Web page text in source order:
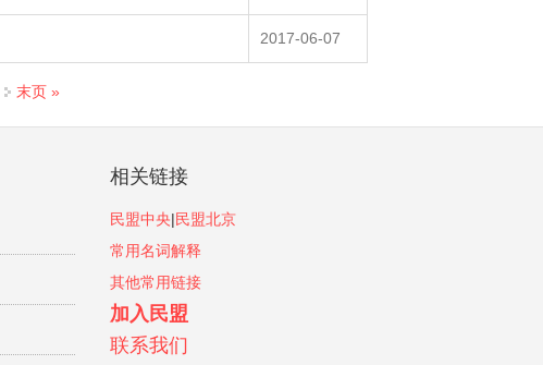
2017-06-07
末页 »
相关链接
民盟中央|民盟北京
常用名词解释
其他常用链接
加入民盟
联系我们